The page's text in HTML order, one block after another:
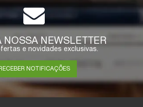
NOSSA NEWSLETTER
e novidades exclusivas.
RECEBER NOTIFICAÇÕES